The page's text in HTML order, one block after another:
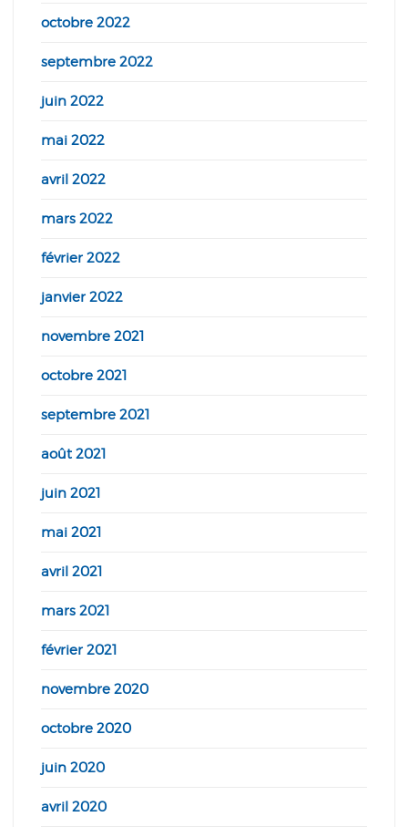
octobre 2022
septembre 2022
juin 2022
mai 2022
avril 2022
mars 2022
février 2022
janvier 2022
novembre 2021
octobre 2021
septembre 2021
août 2021
juin 2021
mai 2021
avril 2021
mars 2021
février 2021
novembre 2020
octobre 2020
juin 2020
avril 2020